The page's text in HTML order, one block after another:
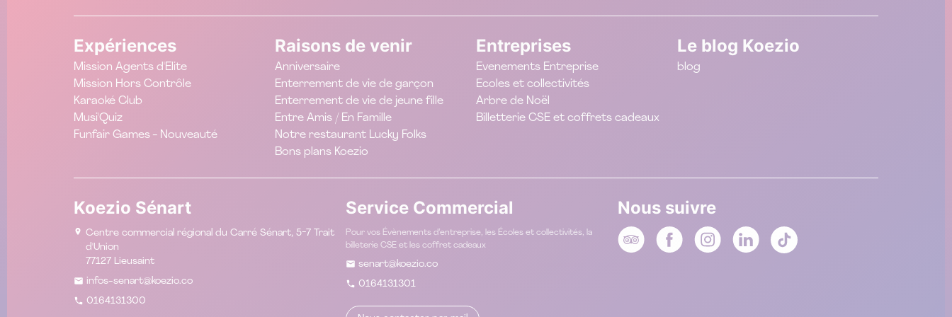
Expériences
Mission Agents d'Elite
Mission Hors Contrôle
Karaoké Club
Musi'Quiz
Funfair Games - Nouveauté
Raisons de venir
Anniversaire
Enterrement de vie de garçon
Enterrement de vie de jeune fille
Entre Amis / En Famille
Notre restaurant Lucky Folks
Bons plans Koezio
Entreprises
Evenements Entreprise
Ecoles et collectivités
Arbre de Noël
Billetterie CSE et coffrets cadeaux
Le blog Koezio
blog
Koezio Sénart
Centre commercial régional du Carré Sénart, 5-7 Trait
d'Union
77127 Lieusaint
infos-senart@koezio.co
0164131300
Service Commercial
Pour vos Évènements d’entreprise, les Écoles et collectivités, la
billeterie CSE et les coffret cadeaux
senart@koezio.co
0164131301
Nous suivre